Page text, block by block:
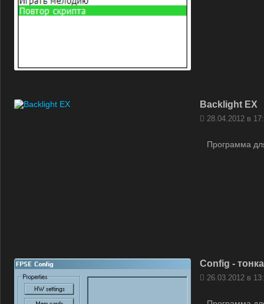
Backlight EX
28.04.2012 в
Программа
Config -
26.03.2012 в